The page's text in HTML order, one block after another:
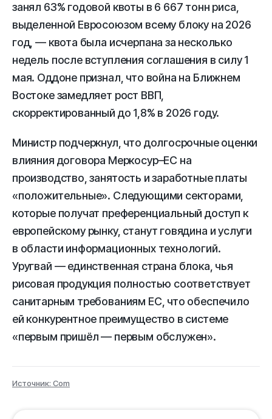
занял 63% годовой квоты в 6 667 тонн риса,
выделенной Евросоюзом всему блоку на 2026
год, — квота была исчерпана за несколько
недель после вступления соглашения в силу 1
мая. Оддоне признал, что война на Ближнем
Востоке замедляет рост ВВП,
скорректированный до 1,8% в 2026 году.
Министр подчеркнул, что долгосрочные оценки
влияния договора Меркосур–ЕС на
производство, занятость и заработные платы
«положительные». Следующими секторами,
которые получат преференциальный доступ к
европейскому рынку, станут говядина и услуги
в области информационных технологий.
Уругвай — единственная страна блока, чья
рисовая продукция полностью соответствует
санитарным требованиям ЕС, что обеспечило
ей конкурентное преимущество в системе
«первым пришёл — первым обслужен».
Источник: Com